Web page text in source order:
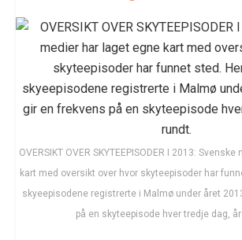
OVERSIKT OVER SKYTEEPISODER I 2013:
kart med oversikt over hvor skyteepisoder har
skyeepisodene registrerte i Malmø under året
på en skyteepisode hver tredje dag,